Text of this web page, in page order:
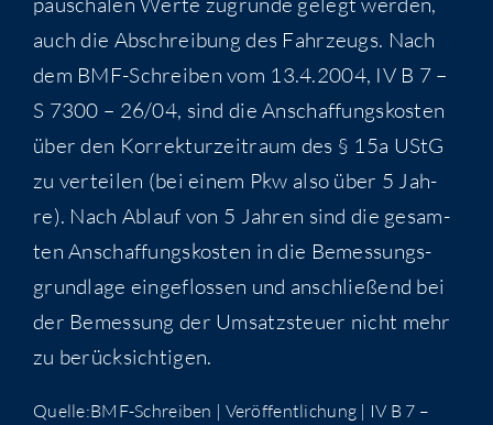
auch die Abschrei­bung des Fahr­zeugs. Nach
dem BMF-Schrei­ben vom 13.4.2004, IV B 7 –
S 7300 – 26/04, sind die Anschaf­fungs­kos­ten
über den Kor­rek­tur­zeit­raum des § 15a UStG
zu ver­tei­len (bei einem Pkw also über 5 Jah­
re). Nach Ablauf von 5 Jah­ren sind die gesam­
ten Anschaf­fungs­kos­ten in die Bemes­sungs­
grund­la­ge ein­ge­flos­sen und anschlie­ßend bei
der Bemes­sung der Umsatz­steu­er nicht mehr
zu berücksichtigen.
Quelle:BMF-Schreiben | Ver­öf­fent­li­chung | IV B 7 –